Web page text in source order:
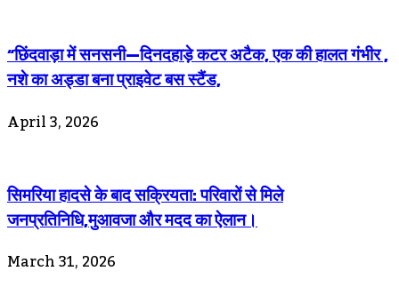
“छिंदवाड़ा में सनसनी—दिनदहाड़े कटर अटैक, एक की हालत गंभीर ,
नशे का अड्डा बना प्राइवेट बस स्टैंड,
April 3, 2026
सिमरिया हादसे के बाद सक्रियता: परिवारों से मिले
जनप्रतिनिधि,मुआवजा और मदद का ऐलान।
March 31, 2026